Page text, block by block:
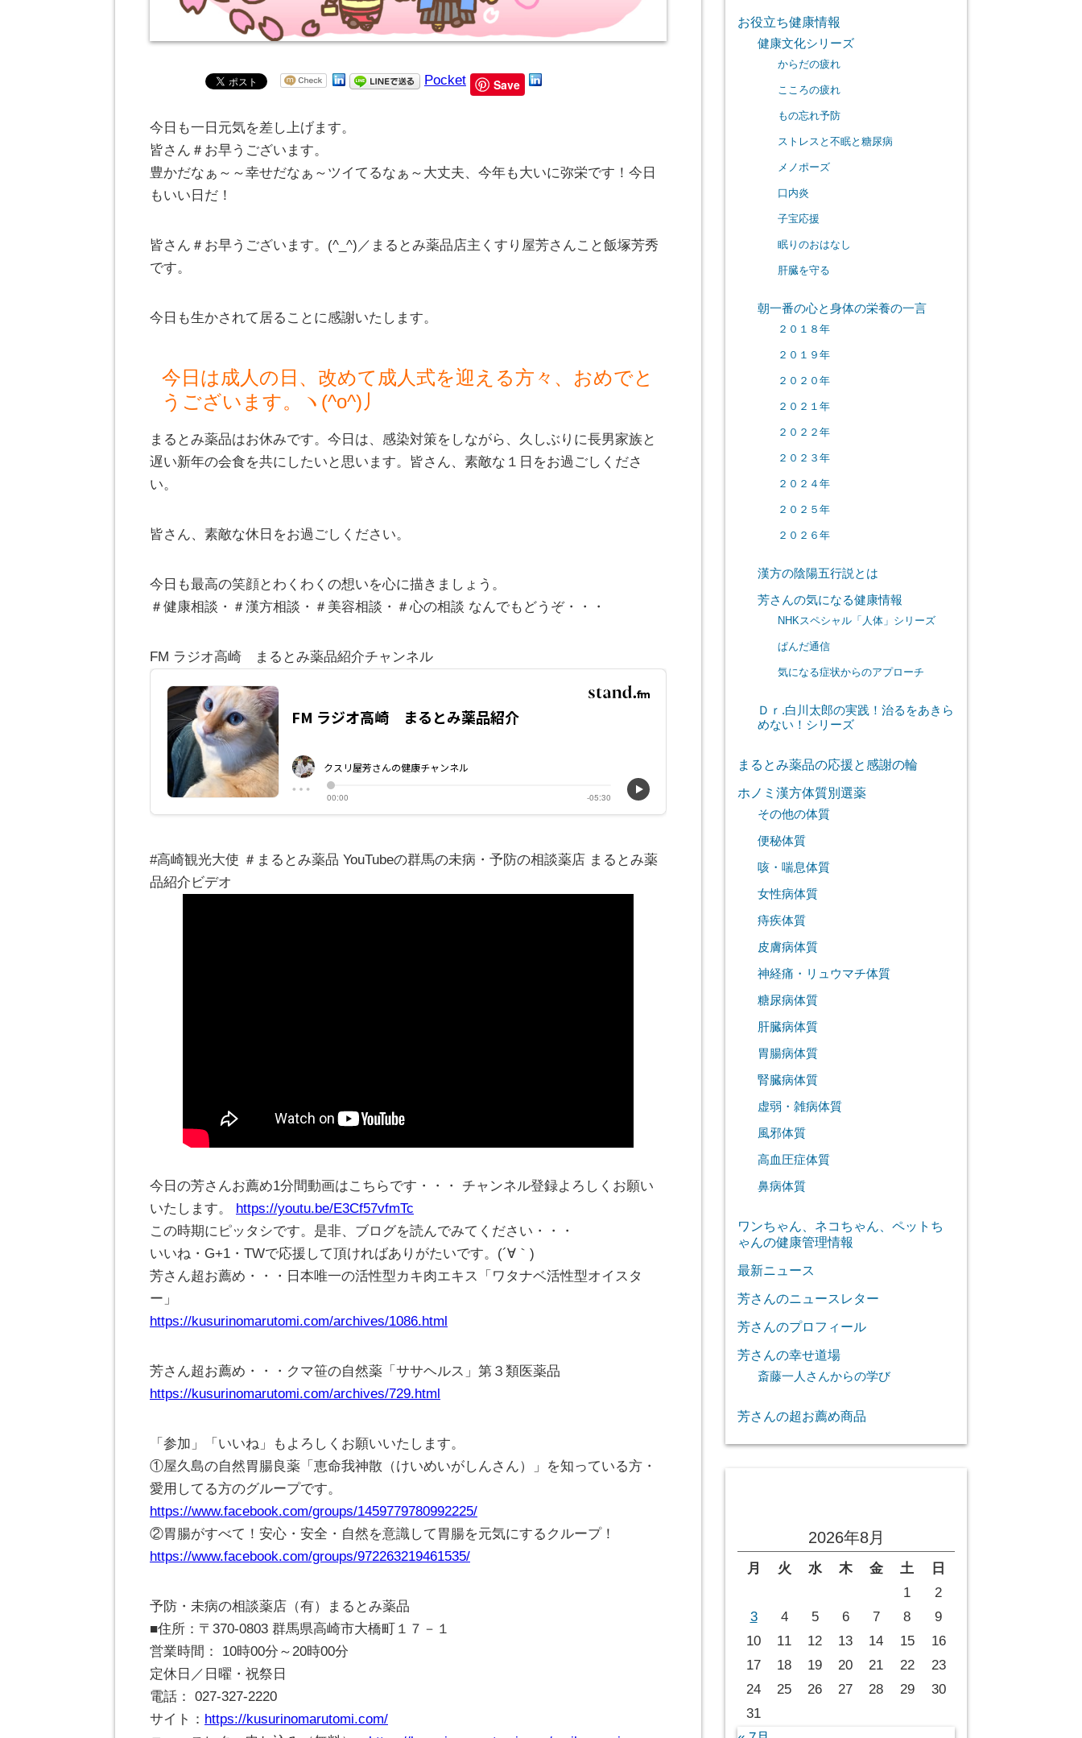
Pocket Save
今日も一日元気を差し上げます。
皆さん＃お早うございます。
豊かだなぁ～～幸せだなぁ～ツイてるなぁ～大丈夫、今年も大いに弥栄です！今日
もいい日だ！
皆さん＃お早うございます。(^_^)／まるとみ薬品店主くすり屋芳さんこと飯塚芳秀
です。
今日も生かされて居ることに感謝いたします。
今日は成人の日、改めて成人式を迎える方々、おめでと
うございます。ヽ(^o^)丿
まるとみ薬品はお休みです。今日は、感染対策をしながら、久しぶりに長男家族と
遅い新年の会食を共にしたいと思います。皆さん、素敵な１日をお過ごしくださ
い。
皆さん、素敵な休日をお過ごしください。
今日も最高の笑顔とわくわくの想いを心に描きましょう。
＃健康相談・＃漢方相談・＃美容相談・＃心の相談 なんでもどうぞ・・・
FM ラジオ高崎 まるとみ薬品紹介チャンネル
#高崎観光大使 ＃まるとみ薬品 YouTubeの群馬の未病・予防の相談薬店 まるとみ薬
品紹介ビデオ
今日の芳さんお薦め1分間動画はこちらです・・・ チャンネル登録よろしくお願い
いたします。
https://youtu.be/E3Cf57vfmTc
この時期にピッタシです。是非、ブログを読んでみてください・・・
いいね・G+1・TWで応援して頂ければありがたいです。(´∀｀ )
芳さん超お薦め・・・日本唯一の活性型カキ肉エキス「ワタナベ活性型オイスタ
ー」
https://kusurinomarutomi.com/archives/1086.html
芳さん超お薦め・・・クマ笹の自然薬「ササヘルス」第３類医薬品
https://kusurinomarutomi.com/archives/729.html
「参加」「いいね」もよろしくお願いいたします。
①屋久島の自然胃腸良薬「恵命我神散（けいめいがしんさん）」を知っている方・
愛用してる方のグループです。
https://www.facebook.com/groups/1459779780992225/
②胃腸がすべて！安心・安全・自然を意識して胃腸を元気にするクループ！
https://www.facebook.com/groups/972263219461535/
予防・未病の相談薬店（有）まるとみ薬品
■住所：〒370-0803 群馬県高崎市大橋町１７－１
営業時間： 10時00分～20時00分
定休日／日曜・祝祭日
電話： 027-327-2220
サイト： https://kusurinomarutomi.com/
お役立ち健康情報
健康文化シリーズ
からだの疲れ
こころの疲れ
もの忘れ予防
ストレスと不眠と糖尿病
メノポーズ
口内炎
子宝応援
眠りのおはなし
肝臓を守る
朝一番の心と身体の栄養の一言
２０１８年
２０１９年
２０２０年
２０２１年
２０２２年
２０２３年
２０２４年
２０２５年
２０２６年
漢方の陰陽五行説とは
芳さんの気になる健康情報
NHKスペシャル「人体」シリーズ
ぱんだ通信
気になる症状からのアプローチ
Ｄｒ.白川太郎の実践！治るをあきら
めない！シリーズ
まるとみ薬品の応援と感謝の輪
ホノミ漢方体質別選薬
その他の体質
便秘体質
咳・喘息体質
女性病体質
痔疾体質
皮膚病体質
神経痛・リュウマチ体質
糖尿病体質
肝臓病体質
胃腸病体質
腎臓病体質
虚弱・雑病体質
風邪体質
高血圧症体質
鼻病体質
ワンちゃん、ネコちゃん、ペットち
ゃんの健康管理情報
最新ニュース
芳さんのニュースレター
芳さんのプロフィール
芳さんの幸せ道場
斎藤一人さんからの学び
芳さんの超お薦め商品
2026年8月
月 火 水 木 金 土
日
1
2
3
4 5 6 7 8
9
10
11 12 13 14 15
16
17
18 19 20 21 22
23
24
25 26 27 28 29
30
31